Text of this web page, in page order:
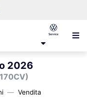
2026
Vendita